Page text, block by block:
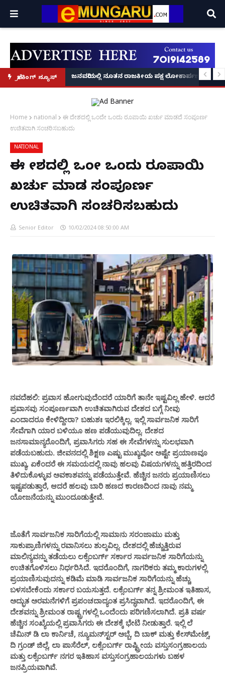
ಬ್ರೇಕಿಂಗ್ ನ್ಯೂಸ್
ಕಥೆ!
8 ಅಡಿಗೂ ಹೆಚ್ಚು ಉದ್ದದ ಕೂದಲು ಬೆಳೆಸಿ ಗಿನ್ನಿಸ್ ವಿಶ್ವ ದಾಖಲೆ ಬರೆದ ಭಾರತದ ರೇಣು
ಜನವರಿಯಲ್ಲಿ ನೂತನ ರಾಜಕೀಯ ಪಕ್ಷ ಲೋಕಾರ್ಪಣೆ – ನಟ
Home national
ಈ ದೇಶದಲ್ಲಿ ಒಂದೇ ಒಂದು ರೂಪಾಯಿ ಖರ್ಚು ಮಾಡದೆ ಸಂಪೂರ್ಣ
ಉಚಿತವಾಗಿ ಸಂಚರಿಸಬಹುದು
NATIONAL
ಈ ದೇಶದಲ್ಲಿ ಒಂದೇ ಒಂದು ರೂಪಾಯಿ
ಖರ್ಚು ಮಾಡದೆ ಸಂಪೂರ್ಣ
ಉಚಿತವಾಗಿ ಸಂಚರಿಸಬಹುದು
Senior Editor 10/02/2024 08:50:00 AM
ನವದೆಹಲಿ: ಪ್ರವಾಸ ಹೋಗುವುದೆಂದರೆ ಯಾರಿಗೆ ತಾನೇ ಇಷ್ಟವಿಲ್ಲ ಹೇಳಿ. ಆದರೆ
ಪ್ರವಾಸವು ಸಂಪೂರ್ಣವಾಗಿ ಉಚಿತವಾಗಿರುವ ದೇಶದ ಬಗ್ಗೆ ನೀವು
ಎಂದಾದರೂ ಕೇಳಿದ್ದೀರಾ? ಬಹುಶಃ ಇರಲಿಕ್ಕಿಲ್ಲ. ಇಲ್ಲಿ ಸಾರ್ವಜನಿಕ ಸಾರಿಗೆ
ಸೇವೆಗಾಗಿ ಯಾರ ಬಳಿಯೂ ಹಣ ಪಡೆಯುವುದಿಲ್ಲ. ದೇಶದ
ಜನಸಾಮಾನ್ಯರೊಂದಿಗೆ, ಪ್ರವಾಸಿಗರು ಸಹ ಈ ಸೇವೆಗಳನ್ನು ಸುಲಭವಾಗಿ
ಪಡೆಯಬಹುದು. ಜೀವನದಲ್ಲಿ ಶಿಕ್ಷಣ ಎಷ್ಟು ಮುಖ್ಯವೋ ಅಷ್ಟೇ ಪ್ರಯಾಣವೂ
ಮುಖ್ಯ, ಏಕೆಂದರೆ ಈ ಸಮಯದಲ್ಲಿ ನಾವು ಹಲವು ವಿಷಯಗಳನ್ನು ಹತ್ತಿರದಿಂದ
ತಿಳಿದುಕೊಳ್ಳುವ ಅವಕಾಶವನ್ನು ಪಡೆಯುತ್ತೇವೆ. ಹೆಚ್ಚಿನ ಜನರು ಪ್ರಯಾಣಿಸಲು
ಇಷ್ಟಪಡುತ್ತಾರೆ, ಆದರೆ ಹಲವು ಬಾರಿ ಹಣದ ಕಾರಣದಿಂದ ನಾವು ನಮ್ಮ
ಯೋಜನೆಯನ್ನು ಮುಂದೂಡುತ್ತೇವೆ.
ಜೊತೆಗೆ ಸಾರ್ವಜನಿಕ ಸಾರಿಗೆಯಲ್ಲಿ ಸಾಮಾನು ಸರಂಜಾಮು ಮತ್ತು
ಸಾಕುಪ್ರಾಣಿಗಳನ್ನು ರವಾನಿಸಲು ಶುಲ್ಕವಿಲ್ಲ. ದೇಶದಲ್ಲಿ ಹೆಚ್ಚುತ್ತಿರುವ
ಮಾಲಿನ್ಯವನ್ನು ತಡೆಯಲು ಲಕ್ಸೆಂಬರ್ಗ್ ಸರ್ಕಾರ ಸಾರ್ವಜನಿಕ ಸಾರಿಗೆಯನ್ನು
ಉಚಿತಗೊಳಿಸಲು ನಿರ್ಧರಿಸಿದೆ. ಇದರೊಂದಿಗೆ, ನಾಗರಿಕರು ತಮ್ಮ ಕಾರುಗಳಲ್ಲಿ
ಪ್ರಯಾಣಿಸುವುದನ್ನು ಕಡಿಮೆ ಮಾಡಿ ಸಾರ್ವಜನಿಕ ಸಾರಿಗೆಯನ್ನು ಹೆಚ್ಚು
ಬಳಸಬೇಕೆಂದು ಸರ್ಕಾರ ಬಯಸುತ್ತದೆ. ಲಕ್ಸೆಂಬರ್ಗ್ ತನ್ನ ಶ್ರೀಮಂತ ಇತಿಹಾಸ,
ಅದ್ಭುತ ಅರಮನೆಗಳಿಗೆ ಪ್ರಪಂಚದಾದ್ಯಂತ ಪ್ರಸಿದ್ಧವಾಗಿದೆ. ಇದರೊಂದಿಗೆ, ಈ
ದೇಶವನ್ನು ಶ್ರೀಮಂತ ರಾಷ್ಟ್ರಗಳಲ್ಲಿ ಒಂದೆಂದು ಪರಿಗಣಿಸಲಾಗಿದೆ. ಪ್ರತಿ ವರ್ಷ
ಹೆಚ್ಚಿನ ಸಂಖ್ಯೆಯಲ್ಲಿ ಪ್ರವಾಸಿಗರು ಈ ದೇಶಕ್ಕೆ ಭೇಟಿ ನೀಡುತ್ತಾರೆ. ಇಲ್ಲಿ ಲೆ
ಚೆಮಿನ್ ಡಿ ಲಾ ಕಾರ್ನಿಚೆ, ನ್ಯೂಮನ್‌ಸ್ಟರ್ ಅಬ್ಬೆ, ದಿ ಬಾಕ್ ಮತ್ತು ಕೇಸ್‌ಮೇಟ್ಸ್,
ದಿ ಗ್ರಂಡ್ ಜಿಲ್ಲೆ, ಲಾ ಪಾಸೆರೆಲ್, ಲಕ್ಸೆಂಬರ್ಗ್ ರಾಷ್ಟ್ರೀಯ ವಸ್ತುಸಂಗ್ರಹಾಲಯ
ಮತ್ತು ಲಕ್ಸೆಂಬರ್ಗ್ ನಗರ ಇತಿಹಾಸ ವಸ್ತುಸಂಗ್ರಹಾಲಯಗಳು ಬಹಳ
ಜನಪ್ರಿಯವಾಗಿವೆ.